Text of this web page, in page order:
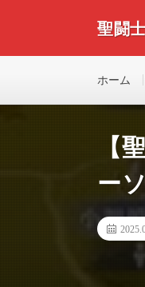
聖闘
ホーム
【
ー